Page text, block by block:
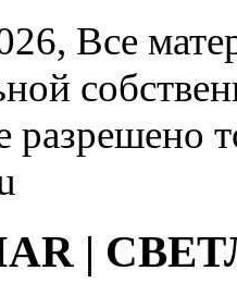
Все
разрешено
|